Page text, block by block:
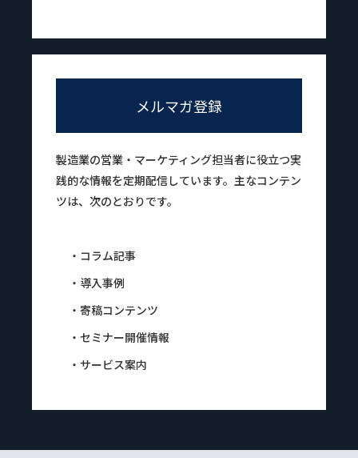
メルマガ登録
製造業の営業・マーケティング担当者に役立つ実
践的な情報を定期配信しています。主なコンテン
ツは、次のとおりです。
・コラム記事
・導入事例
・寄稿コンテンツ
・セミナー開催情報
・サービス案内